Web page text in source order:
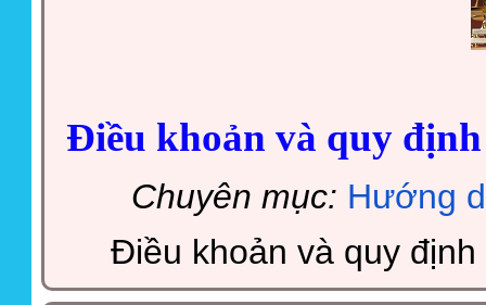
Điều khoản và quy
Chuyên mục: Hướng
Điều khoản và quy